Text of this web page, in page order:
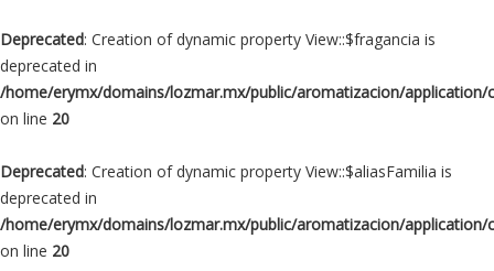
Deprecated: Creation of dynamic property View::$fragancia is
deprecated in
/home/erymx/domains/lozmar.mx/public/aromatizacion/application/
on line 20
Deprecated: Creation of dynamic property View::$aliasFamilia is
deprecated in
/home/erymx/domains/lozmar.mx/public/aromatizacion/application/
on line 20